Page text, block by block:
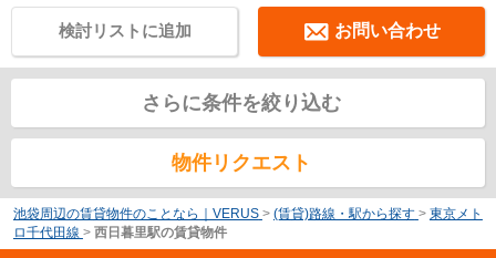
お問い合わせ
検討リストに追加
さらに条件を絞り込む
物件リクエスト
池袋周辺の賃貸物件のことなら｜VERUS > (賃貸)路線・駅から探す > 東京メト
ロ千代田線 > 西日暮里駅の賃貸物件